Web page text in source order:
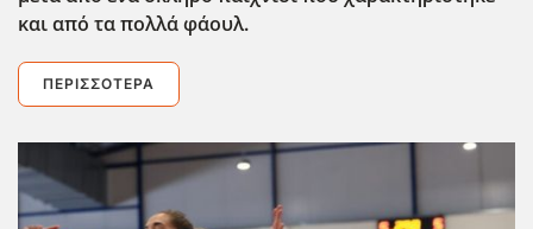
και από τα πολλά φάουλ.
ΠΕΡΙΣΣΌΤΕΡΑ